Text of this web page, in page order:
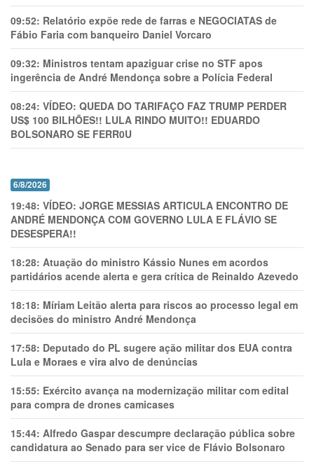
09:52: Relatório expõe rede de farras e NEGOCIATAS de
Fábio Faria com banqueiro Daniel Vorcaro
09:32: Ministros tentam apaziguar crise no STF apos
ingerência de André Mendonça sobre a Polícia Federal
08:24: VÍDEO: QUEDA DO TARIFAÇO FAZ TRUMP PERDER
US$ 100 BILHÕES!! LULA RINDO MUITO!! EDUARDO
BOLSONARO SE FERR0U
6/8/2026
19:48: VÍDEO: JORGE MESSIAS ARTICULA ENCONTRO DE
ANDRÉ MENDONÇA COM GOVERNO LULA E FLÁVIO SE
DESESPERA!!
18:28: Atuação do ministro Kássio Nunes em acordos
partidários acende alerta e gera crítica de Reinaldo Azevedo
18:18: Míriam Leitão alerta para riscos ao processo legal em
decisões do ministro André Mendonça
17:58: Deputado do PL sugere ação militar dos EUA contra
Lula e Moraes e vira alvo de denúncias
15:55: Exército avança na modernização militar com edital
para compra de drones camicases
15:44: Alfredo Gaspar descumpre declaração pública sobre
candidatura ao Senado para ser vice de Flávio Bolsonaro